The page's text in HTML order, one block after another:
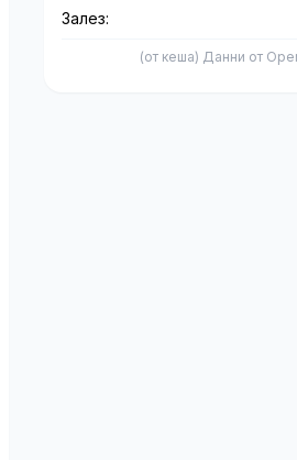
Залез:
(от кеша) Данни от